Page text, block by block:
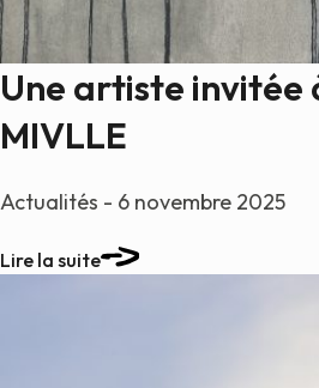
Une artiste invitée
MIVLLE
Actualités - 6 novembre 2025
Lire la suite